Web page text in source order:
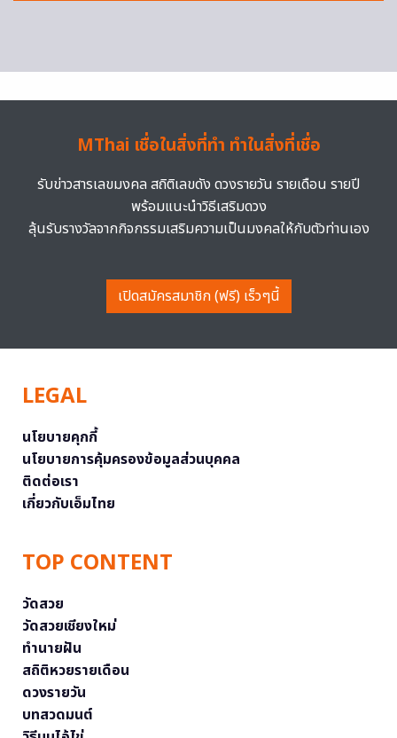
MThai เชื่อในสิ่งที่ทำ ทำในสิ่งที่เชื่อ
รับข่าวสารเลขมงคล สถิติเลขดัง ดวงรายวัน รายเดือน รายปี
พร้อมแนะนำวิธีเสริมดวง
ลุ้นรับรางวัลจากกิจกรรมเสริมความเป็นมงคลให้กับตัวท่านเอง
เปิดสมัครสมาชิก (ฟรี) เร็วๆนี้
LEGAL
นโยบายคุกกี้
นโยบายการคุ้มครองข้อมูลส่วนบุคคล
ติดต่อเรา
เกี่ยวกับเอ็มไทย
TOP CONTENT
วัดสวย
วัดสวยเชียงใหม่
ทำนายฝัน
สถิติหวยรายเดือน
ดวงรายวัน
บทสวดมนต์